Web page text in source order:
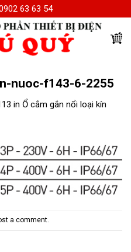
63 63 54
nuoc-f143-6-2255
in Ổ cắm gắn nổi loại kín
a comment.